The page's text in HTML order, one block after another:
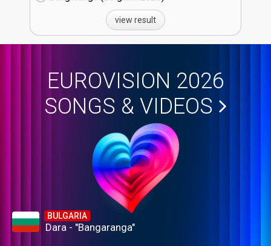
view result
EUROVISION 2026
SONGS & VIDEOS
BULGARIA
Dara - "Bangaranga"